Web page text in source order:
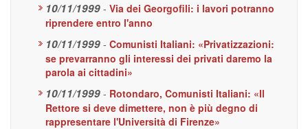
10/11/1999 - Via dei Georgofili: i lavori potranno
riprendere entro l'anno
10/11/1999 - Comunisti Italiani: «Privatizzazioni:
se prevarranno gli interessi dei privati daremo la
parola ai cittadini»
10/11/1999 - Rotondaro, Comunisti Italiani: «Il
Rettore si deve dimettere, non è più degno di
rappresentare l'Università di Firenze»